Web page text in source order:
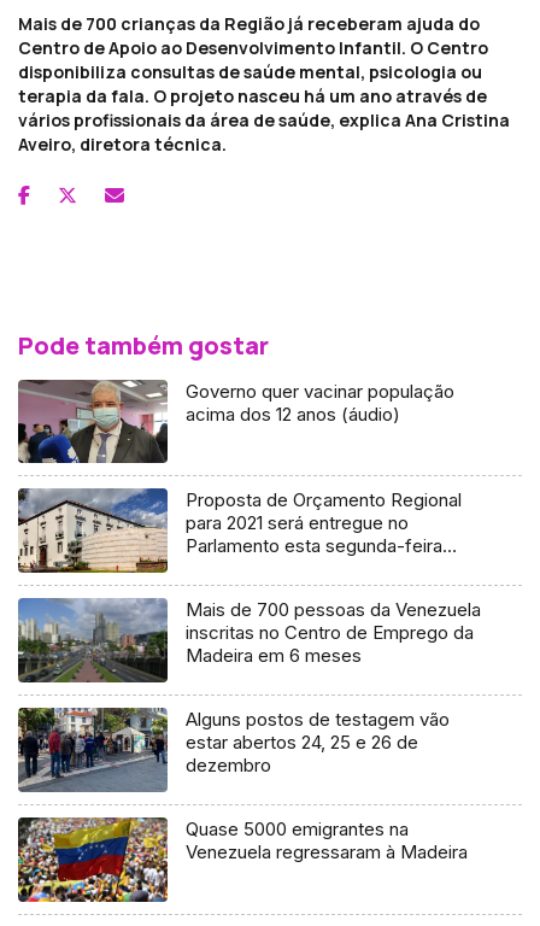
Mais de 700 crianças da Região já receberam ajuda do
Centro de Apoio ao Desenvolvimento Infantil. O Centro
disponibiliza consultas de saúde mental, psicologia ou
terapia da fala. O projeto nasceu há um ano através de
vários profissionais da área de saúde, explica Ana Cristina
Aveiro, diretora técnica.
Pode também gostar
Governo quer vacinar população
acima dos 12 anos (áudio)
Proposta de Orçamento Regional
para 2021 será entregue no
Parlamento esta segunda-feira
Mais de 700 pessoas da Venezuela
inscritas no Centro de Emprego da
Madeira em 6 meses
Alguns postos de testagem vão
estar abertos 24, 25 e 26 de
dezembro
Quase 5000 emigrantes na
Venezuela regressaram à Madeira